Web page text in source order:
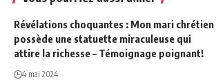
Révélations choquantes : Mon mari chrétien
possède une statuette miraculeuse qui
attire la richesse – Témoignage poignant!
4 mai 2024